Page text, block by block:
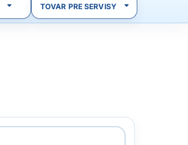
TOVAR PRE SERVISY